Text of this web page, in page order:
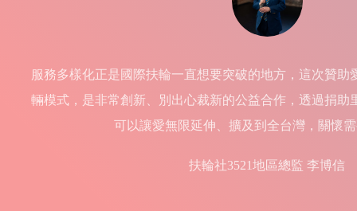
服務多樣化正是國際扶輪一直想要突破的地方，這次贊助
輛模式，是非常創新、別出心裁新的公益合作，透過捐助
可以讓愛無限延伸、擴及到全台灣，關懷
扶輪社3521地區總監 李博信